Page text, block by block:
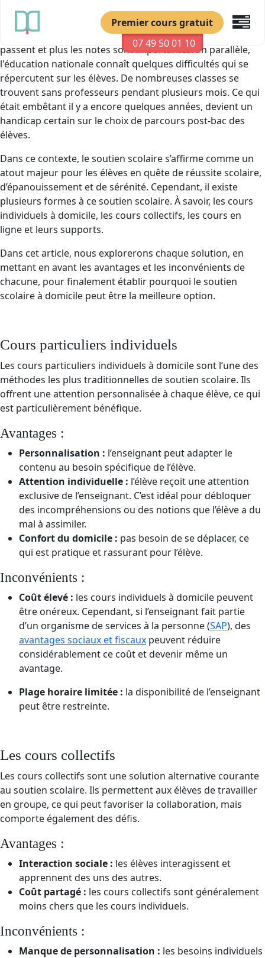
07 49 50 01 10
Premier cours gratuit
l’enseignement secondaire prennent une place primordiale
dans la course pour
Parcoursup. Plus les trimestres
passent et plus les notes sont importantes. En parallèle,
l'éducation nationale connaît quelques difficultés qui se
répercutent sur les élèves. De nombreuses classes se
trouvent sans professeurs pendant plusieurs mois. Ce qui
était embêtant il y a encore quelques années, devient un
handicap certain sur le choix de parcours post-bac des
élèves.
Dans ce contexte, le soutien scolaire s’affirme comme un
atout majeur pour les élèves en quête de réussite scolaire,
d’épanouissement et de sérénité. Cependant, il existe
plusieurs formes à ce soutien scolaire. À savoir, les cours
individuels à domicile, les cours collectifs, les cours en
ligne et leurs supports.
Dans cet article, nous explorerons chaque solution, en
mettant en avant les avantages et les inconvénients de
chacune, pour finalement établir pourquoi le soutien
scolaire à domicile peut être la meilleure option.
Cours particuliers individuels
Les cours particuliers individuels à domicile sont l’une des
méthodes les plus traditionnelles de soutien scolaire. Ils
offrent une attention personnalisée à chaque élève, ce qui
est particulièrement bénéfique.
Avantages :
Personnalisation : l’enseignant peut adapter le
contenu au besoin spécifique de l’élève.
Attention individuelle : l’élève reçoit une attention
exclusive de l’enseignant. C’est idéal pour débloquer
des incompréhensions ou des notions que l’élève a du
mal à assimiler.
Confort du domicile : pas besoin de se déplacer, ce
qui est pratique et rassurant pour l’élève.
Inconvénients :
Coût élevé : les cours individuels à domicile peuvent
être onéreux. Cependant, si l’enseignant fait partie
d’un organisme de services à la personne (SAP), des
avantages sociaux et fiscaux peuvent réduire
considérablement ce coût et devenir même un
avantage.
Plage horaire limitée : la disponibilité de l’enseignant
peut être restreinte.
Les cours collectifs
Les cours collectifs sont une solution alternative courante
au soutien scolaire. Ils permettent aux élèves de travailler
en groupe, ce qui peut favoriser la collaboration, mais
comporte également des défis.
Avantages :
Interaction sociale : les élèves interagissent et
apprennent des uns des autres.
Coût partagé : les cours collectifs sont généralement
moins chers que les cours individuels.
Inconvénients :
Manque de personnalisation : les besoins individuels